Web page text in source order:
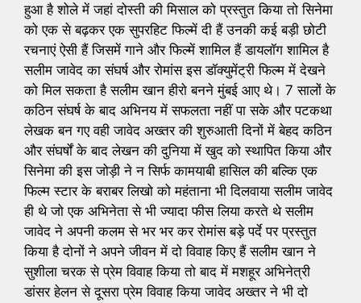
हुआ है शोले में जहां दोस्ती की मिसाल को प्रस्तुत किया तो सिनेमा
को एक से बढ़कर एक सुपरहिट फिल्में दी हैं उनकी कई बड़ी छोटी
रचनाएं ऐसी हैं जिसमें गाने और फिल्में शामिल हैं डायलॉग शामिल है
सलीम जावेद का संघर्ष और रोमांस इस डॉक्युमेंट्री फिल्म में देखने
को मिल सकता है सलीम खान हीरो बनने मुंबई आए थे। 7 सालों के
कठिन संघर्ष के बाद अभिनय में सफलता नहीं पा सके और पटकथा
लेखक बन गए वही जावेद अख्तर की शुरुआती दिनों में बेहद कठिन
और संघर्षों के बाद लेखन की दुनिया में खुद को स्थापित किया और
सिनेमा की इस जोड़ी ने न सिर्फ कामयाबी हासिल की बल्कि एक
फिल्म स्टार के बराबर लिखो को महंताना भी दिलवाया सलीम जावेद
ही थे जो एक अभिनेता से भी ज्यादा फीस लिया करते थे सलीम
जावेद ने अपनी कलम से भर भर कर रोमांस बड़े पर्दे पर प्रस्तुत
किया है दोनों ने अपने जीवन में दो विवाह किए हैं सलीम खान ने
सुशीला चरक से प्रेम विवाह किया तो बाद में मशहूर अभिनेत्री
डांसर हेलन से दूसरा प्रेम विवाह किया जावेद अख्तर ने भी दो